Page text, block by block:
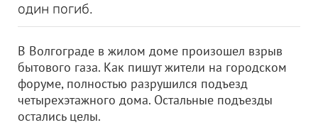
один погиб.
В Волгограде в жилом доме произошел взрыв
бытового газа. Как пишут жители на городском
форуме, полностью разрушился подъезд
четырехэтажного дома. Остальные подъезды
остались целы.